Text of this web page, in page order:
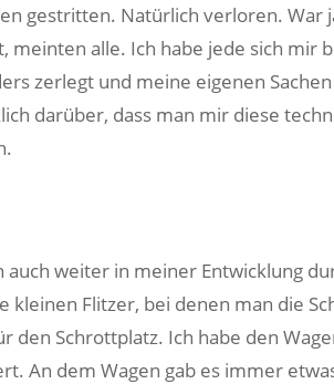
gestritten. Natürlich verloren. War
meinten alle. Ich habe jede sich mir
zerlegt und meine eigenen Sachen
darüber, dass man mir diese
auch weiter in meiner Entwicklung
kleinen Flitzer, bei denen man die
den Schrottplatz. Ich habe den
An dem Wagen gab es immer